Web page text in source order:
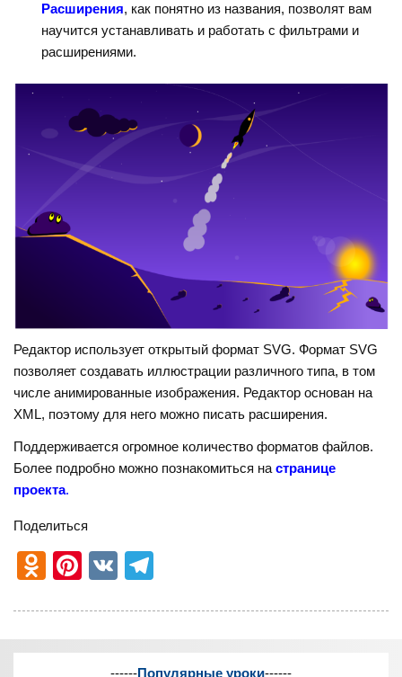
Расширения, как понятно из названия, позволят вам
научится устанавливать и работать с фильтрами и
расширениями.
Редактор использует открытый формат SVG. Формат SVG
позволяет создавать иллюстрации различного типа, в том
числе анимированные изображения. Редактор основан на
XML, поэтому для него можно писать расширения.
Поддерживается огромное количество форматов файлов.
Более подробно можно познакомиться настранице
проекта.
Поделиться
O
o
Pi
V
------Популярные уроки------